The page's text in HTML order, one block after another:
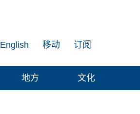
订阅
移动
English
地方 文化